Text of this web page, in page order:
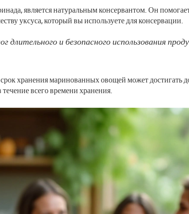
является натуральным консервантом. Он
уксуса, который вы используете для консервации.
длительного и безопасного использования
хранения маринованных овощей может достигать
всего времени хранения.